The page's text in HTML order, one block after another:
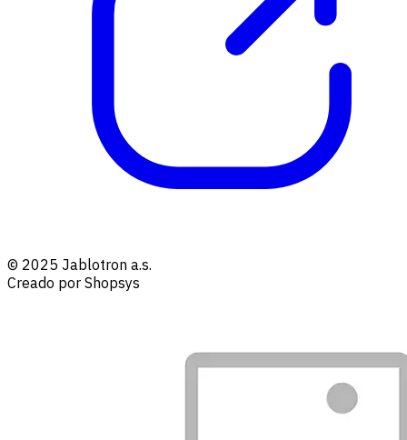
© 2025 Jablotron a.s.
Creado por Shopsys